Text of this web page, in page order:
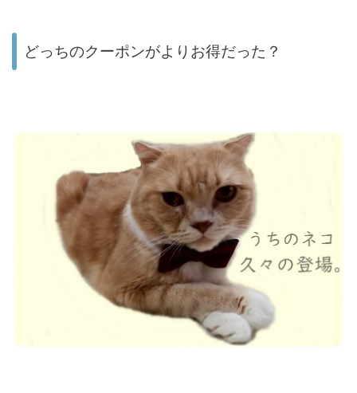
どっちのクーポンがよりお得だった？